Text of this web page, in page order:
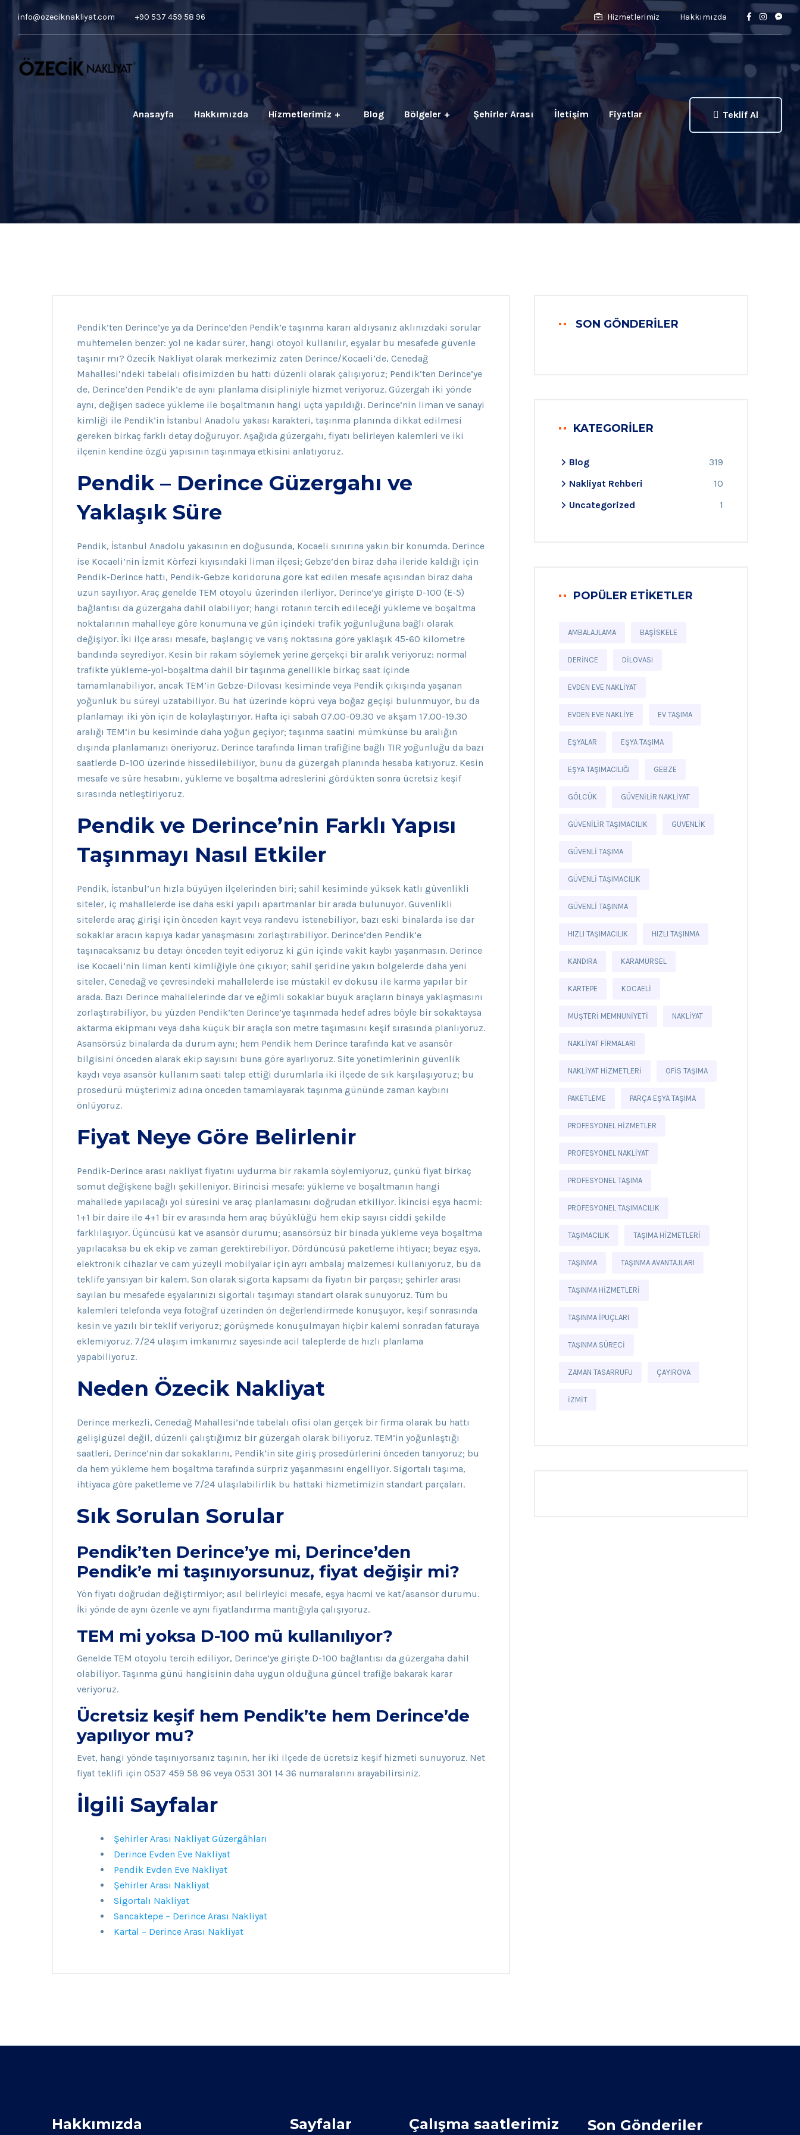
info@ozeciknakliyat.com +90 537 459 58 96 Hizmetlerimiz Hakkımızda
Anasayfa Hakkımızda Hizmetlerimiz Blog Bölgeler Şehirler Arası İletişim Fiyatlar Teklif Al
Pendik’ten Derince’ye ya da Derince’den Pendik’e taşınma kararı aldıysanız aklınızdaki sorular
muhtemelen benzer: yol ne kadar sürer, hangi otoyol kullanılır, eşyalar bu mesafede güvenle
taşınır mı? Özecik Nakliyat olarak merkezimiz zaten Derince/Kocaeli’de, Cenedağ
Mahallesi’ndeki tabelalı ofisimizden bu hattı düzenli olarak çalışıyoruz; Pendik’ten Derince’ye
de, Derince’den Pendik’e de aynı planlama disipliniyle hizmet veriyoruz. Güzergah iki yönde
aynı, değişen sadece yükleme ile boşaltmanın hangi uçta yapıldığı. Derince’nin liman ve sanayi
kimliği ile Pendik’in İstanbul Anadolu yakası karakteri, taşınma planında dikkat edilmesi
gereken birkaç farklı detay doğuruyor. Aşağıda güzergahı, fiyatı belirleyen kalemleri ve iki
ilçenin kendine özgü yapısının taşınmaya etkisini anlatıyoruz.
Pendik – Derince Güzergahı ve
Yaklaşık Süre
Pendik, İstanbul Anadolu yakasının en doğusunda, Kocaeli sınırına yakın bir konumda. Derince
ise Kocaeli’nin İzmit Körfezi kıyısındaki liman ilçesi; Gebze’den biraz daha ileride kaldığı için
Pendik-Derince hattı, Pendik-Gebze koridoruna göre kat edilen mesafe açısından biraz daha
uzun sayılıyor. Araç genelde TEM otoyolu üzerinden ilerliyor, Derince’ye girişte D-100 (E-5)
bağlantısı da güzergaha dahil olabiliyor; hangi rotanın tercih edileceği yükleme ve boşaltma
noktalarının mahalleye göre konumuna ve gün içindeki trafik yoğunluğuna bağlı olarak
değişiyor. İki ilçe arası mesafe, başlangıç ve varış noktasına göre yaklaşık 45-60 kilometre
bandında seyrediyor. Kesin bir rakam söylemek yerine gerçekçi bir aralık veriyoruz: normal
trafikte yükleme-yol-boşaltma dahil bir taşınma genellikle birkaç saat içinde
tamamlanabiliyor, ancak TEM’in Gebze-Dilovası kesiminde veya Pendik çıkışında yaşanan
yoğunluk bu süreyi uzatabiliyor. Bu hat üzerinde köprü veya boğaz geçişi bulunmuyor, bu da
planlamayı iki yön için de kolaylaştırıyor. Hafta içi sabah 07.00-09.30 ve akşam 17.00-19.30
aralığı TEM’in bu kesiminde daha yoğun geçiyor; taşınma saatini mümkünse bu aralığın
dışında planlamanızı öneriyoruz. Derince tarafında liman trafiğine bağlı TIR yoğunluğu da bazı
saatlerde D-100 üzerinde hissedilebiliyor, bunu da güzergah planında hesaba katıyoruz. Kesin
mesafe ve süre hesabını, yükleme ve boşaltma adreslerini gördükten sonra ücretsiz keşif
sırasında netleştiriyoruz.
Pendik ve Derince’nin Farklı Yapısı
Taşınmayı Nasıl Etkiler
Pendik, İstanbul’un hızla büyüyen ilçelerinden biri; sahil kesiminde yüksek katlı güvenlikli
siteler, iç mahallelerde ise daha eski yapılı apartmanlar bir arada bulunuyor. Güvenlikli
sitelerde araç girişi için önceden kayıt veya randevu istenebiliyor, bazı eski binalarda ise dar
sokaklar aracın kapıya kadar yanaşmasını zorlaştırabiliyor. Derince’den Pendik’e
taşınacaksanız bu detayı önceden teyit ediyoruz ki gün içinde vakit kaybı yaşanmasın. Derince
ise Kocaeli’nin liman kenti kimliğiyle öne çıkıyor; sahil şeridine yakın bölgelerde daha yeni
siteler, Cenedağ ve çevresindeki mahallelerde ise müstakil ev dokusu ile karma yapılar bir
arada. Bazı Derince mahallelerinde dar ve eğimli sokaklar büyük araçların binaya yaklaşmasını
zorlaştırabiliyor, bu yüzden Pendik’ten Derince’ye taşınmada hedef adres böyle bir sokaktaysa
aktarma ekipmanı veya daha küçük bir araçla son metre taşımasını keşif sırasında planlıyoruz.
Asansörsüz binalarda da durum aynı; hem Pendik hem Derince tarafında kat ve asansör
bilgisini önceden alarak ekip sayısını buna göre ayarlıyoruz. Site yönetimlerinin güvenlik
kaydı veya asansör kullanım saati talep ettiği durumlarla iki ilçede de sık karşılaşıyoruz; bu
prosedürü müşterimiz adına önceden tamamlayarak taşınma gününde zaman kaybını
önlüyoruz.
Fiyat Neye Göre Belirlenir
Pendik-Derince arası nakliyat fiyatını uydurma bir rakamla söylemiyoruz, çünkü fiyat birkaç
somut değişkene bağlı şekilleniyor. Birincisi mesafe: yükleme ve boşaltmanın hangi
mahallede yapılacağı yol süresini ve araç planlamasını doğrudan etkiliyor. İkincisi eşya hacmi:
1+1 bir daire ile 4+1 bir ev arasında hem araç büyüklüğü hem ekip sayısı ciddi şekilde
farklılaşıyor. Üçüncüsü kat ve asansör durumu; asansörsüz bir binada yükleme veya boşaltma
yapılacaksa bu ek ekip ve zaman gerektirebiliyor. Dördüncüsü paketleme ihtiyacı; beyaz eşya,
elektronik cihazlar ve cam yüzeyli mobilyalar için ayrı ambalaj malzemesi kullanıyoruz, bu da
teklife yansıyan bir kalem. Son olarak sigorta kapsamı da fiyatın bir parçası; şehirler arası
sayılan bu mesafede eşyalarınızı sigortalı taşımayı standart olarak sunuyoruz. Tüm bu
kalemleri telefonda veya fotoğraf üzerinden ön değerlendirmede konuşuyor, keşif sonrasında
kesin ve yazılı bir teklif veriyoruz; görüşmede konuşulmayan hiçbir kalemi sonradan faturaya
eklemiyoruz. 7/24 ulaşım imkanımız sayesinde acil taleplerde de hızlı planlama
yapabiliyoruz.
Neden Özecik Nakliyat
Derince merkezli, Cenedağ Mahallesi’nde tabelalı ofisi olan gerçek bir firma olarak bu hattı
gelişigüzel değil, düzenli çalıştığımız bir güzergah olarak biliyoruz. TEM’in yoğunlaştığı
saatleri, Derince’nin dar sokaklarını, Pendik’in site giriş prosedürlerini önceden tanıyoruz; bu
da hem yükleme hem boşaltma tarafında sürpriz yaşanmasını engelliyor. Sigortalı taşıma,
ihtiyaca göre paketleme ve 7/24 ulaşılabilirlik bu hattaki hizmetimizin standart parçaları.
Sık Sorulan Sorular
Pendik’ten Derince’ye mi, Derince’den
Pendik’e mi taşınıyorsunuz, fiyat değişir mi?
Yön fiyatı doğrudan değiştirmiyor; asıl belirleyici mesafe, eşya hacmi ve kat/asansör durumu.
İki yönde de aynı özenle ve aynı fiyatlandırma mantığıyla çalışıyoruz.
TEM mi yoksa D-100 mü kullanılıyor?
Genelde TEM otoyolu tercih ediliyor, Derince’ye girişte D-100 bağlantısı da güzergaha dahil
olabiliyor. Taşınma günü hangisinin daha uygun olduğuna güncel trafiğe bakarak karar
veriyoruz.
Ücretsiz keşif hem Pendik’te hem Derince’de
yapılıyor mu?
Evet, hangi yönde taşınıyorsanız taşının, her iki ilçede de ücretsiz keşif hizmeti sunuyoruz. Net
fiyat teklifi için 0537 459 58 96 veya 0531 301 14 36 numaralarını arayabilirsiniz.
İlgili Sayfalar
Şehirler Arası Nakliyat Güzergâhları
Derince Evden Eve Nakliyat
Pendik Evden Eve Nakliyat
Şehirler Arası Nakliyat
Sigortalı Nakliyat
Sancaktepe – Derince Arası Nakliyat
Kartal – Derince Arası Nakliyat
SON GÖNDERILER
KATEGORILER
Blog
319
Nakliyat Rehberi
10
Uncategorized
1
POPÜLER ETIKETLER
AMBALAJLAMA BAŞISKELE
DERINCE DILOVASI
EVDEN EVE NAKLIYAT
EVDEN EVE NAKLIYE EV TAŞIMA
EŞYALAR EŞYA TAŞIMA
EŞYA TAŞIMACILIĞI GEBZE
GÖLCÜK GÜVENILIR NAKLIYAT
GÜVENILIR TAŞIMACILIK GÜVENLIK
GÜVENLI TAŞIMA
GÜVENLI TAŞIMACILIK
GÜVENLI TAŞINMA
HIZLI TAŞIMACILIK HIZLI TAŞINMA
KANDIRA KARAMÜRSEL
KARTEPE KOCAELI
MÜŞTERI MEMNUNIYETI NAKLIYAT
NAKLIYAT FIRMALARI
NAKLIYAT HIZMETLERI OFIS TAŞIMA
PAKETLEME PARÇA EŞYA TAŞIMA
PROFESYONEL HIZMETLER
PROFESYONEL NAKLIYAT
PROFESYONEL TAŞIMA
PROFESYONEL TAŞIMACILIK
TAŞIMACILIK TAŞIMA HIZMETLERI
TAŞINMA TAŞINMA AVANTAJLARI
TAŞINMA HIZMETLERI
TAŞINMA IPUÇLARI
TAŞINMA SÜRECI
ZAMAN TASARRUFU ÇAYIROVA
İZMIT
Hakkımızda Sayfalar Çalışma saatlerimiz Son Gönderiler